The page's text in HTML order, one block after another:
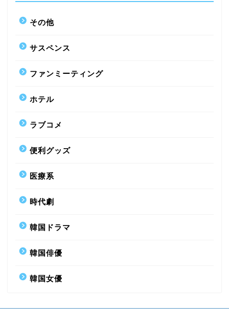
その他
サスペンス
ファンミーティング
ホテル
ラブコメ
便利グッズ
医療系
時代劇
韓国ドラマ
韓国俳優
韓国女優